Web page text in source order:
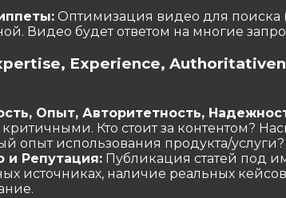
Оптимизация видео для поиска
Видео будет ответом на многие
Experience,
Опыт, Авторитетность,
Кто стоит за контентом?
опыт использования продукта/
и Репутация: Публикация статей под
источниках, наличие реальных